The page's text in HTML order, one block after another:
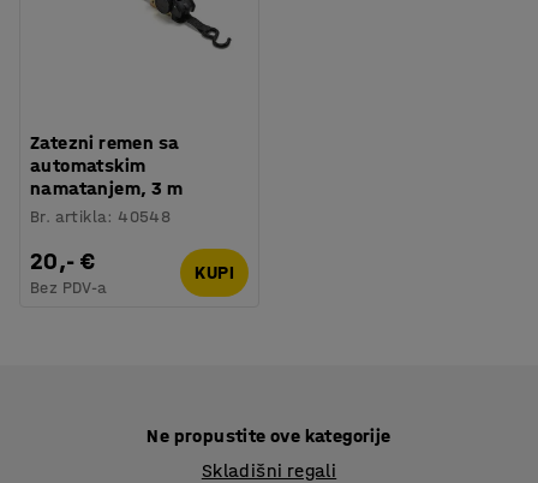
Zatezni remen sa
automatskim
namatanjem, 3 m
Br. artikla: 40548
20,- €
Bez PDV-a
KUPI
Ne propustite ove kategorije
Skladišni regali